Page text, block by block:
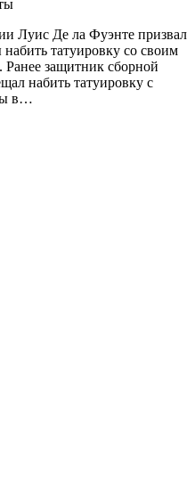
Луис Де ла Фуэнте призвал
татуировку со своим
защитник сборной
набить татуировку с
в…